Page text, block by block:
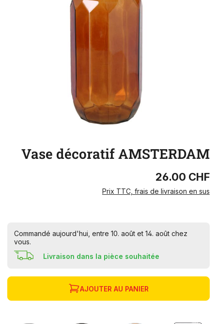
Vase décoratif AMSTERDAM
26.00 CHF
Prix TTC, frais de livraison en sus
Commandé aujourd'hui, entre 10. août et 14. août chez
vous.
Livraison dans la pièce souhaitée
AJOUTER AU PANIER